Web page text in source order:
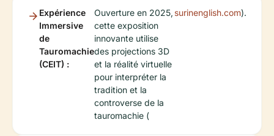
Expérience
Immersive
de
Tauromachie
(CEIT) :
Ouverture en 2025,
cette exposition
innovante utilise
des projections 3D
et la réalité virtuelle
pour interpréter la
tradition et la
controverse de la
tauromachie (
surinenglish.com).